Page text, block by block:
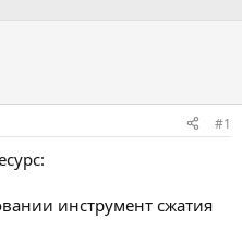
#1
инструмент сжатия